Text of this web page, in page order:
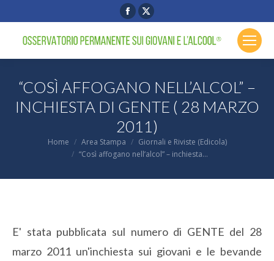
Facebook
page
opens
in
window
X
page
opens
in
window
“COSÌ AFFOGANO NELL’ALCOL” –
INCHIESTA DI GENTE ( 28 MARZO
2011)
You are here:
Home Area Stampa
Giornali e Riviste (Edicola)
“Così affogano nell’alcol” – inchiesta…
E' stata pubblicata sul numero di GENTE del 28
marzo 2011 un'inchiesta sui giovani e le bevande